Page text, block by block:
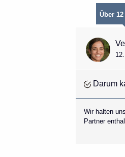
Über
Darum
Wir halten
Partner